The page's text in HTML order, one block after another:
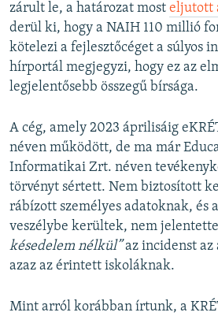
zárult le, a határozat most eljutott
derül ki, hogy a NAIH 110 millió
kötelezi a fejlesztőcéget a súlyos
hírportál megjegyzi, hogy ez az
legjelentősebb összegű bírsága.
A cég, amely 2023 áprilisáig
néven működött, de ma már
Informatikai Zrt. néven
törvényt sértett. Nem biztosított
rábízott személyes adatoknak, és
veszélybe kerültek, nem
késedelem nélkül”az incidenst
azaz az érintett iskoláknak.
Mint arról korábban írtunk, a